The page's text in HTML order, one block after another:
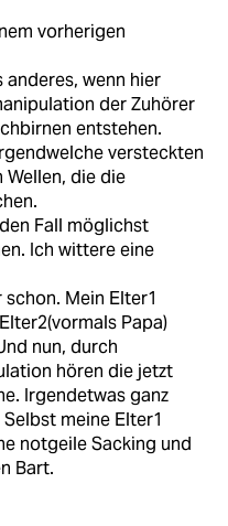
vorherigen
wenn hier
der Zuhörer
entstehen.
versteckten
die die
Fall möglichst
Ich wittere eine
Mein Elter1
Papa)
nun, durch
hören die jetzt
Irgendetwas ganz
meine Elter1
notgeile Sacking und
Bart.